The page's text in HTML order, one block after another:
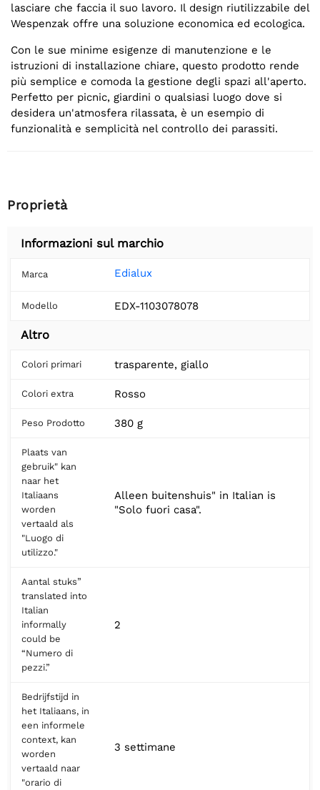
lasciare che faccia il suo lavoro. Il design riutilizzabile del
Wespenzak offre una soluzione economica ed ecologica.
Con le sue minime esigenze di manutenzione e le
istruzioni di installazione chiare, questo prodotto rende
più semplice e comoda la gestione degli spazi all'aperto.
Perfetto per picnic, giardini o qualsiasi luogo dove si
desidera un'atmosfera rilassata, è un esempio di
funzionalità e semplicità nel controllo dei parassiti.
Proprietà
Informazioni sul marchio
Marca Edialux
Modello EDX-1103078078
Altro
Colori primari trasparente, giallo
Colori extra Rosso
Peso Prodotto 380 g
Plaats van
gebruik" kan
naar het
Italiaans
worden
vertaald als
"Luogo di
utilizzo."
Alleen buitenshuis" in Italian is
"Solo fuori casa".
Aantal stuks”
translated into
Italian
informally
could be
“Numero di
pezzi.”
2
Bedrijfstijd in
het Italiaans, in
een informele
context, kan
worden
vertaald naar
"orario di
3 settimane